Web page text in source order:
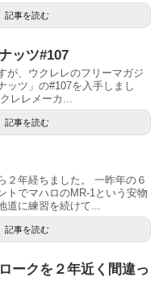
記事を読む
ッツ#107
が、ウクレレのフリーマガジ
ッツ」の#107を入手しまし
レレメーカ...
記事を読む
２年経ちました。 一昨年の６
トでマハロのMR-1という安物
道に練習を続けて...
記事を読む
ークを２年近く間違っ